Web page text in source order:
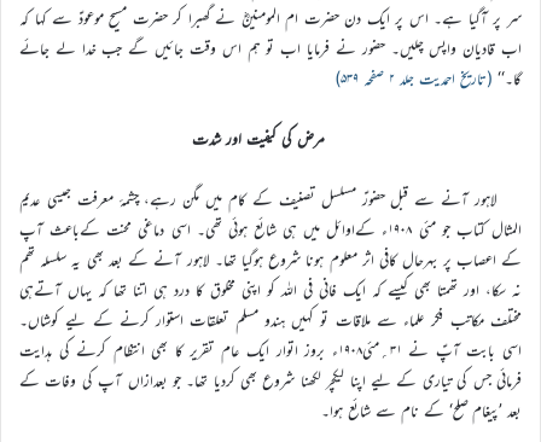
سر پر آگیا ہے۔ اس پر ایک دن حضرت ام المومنینؓ نے گھبرا کر حضرت مسیح موعودؑ سے کہا کہ
اب قادیان واپس چلیں۔ حضور نے فرمایا اب تو ہم اس وقت جائیں گے جب خدا لے جائے
گا۔‘‘ (تاریخ احمدیت جلد ۲ صفحہ ۵۳۹)
مرض کی کیفیت اور شدت
لاہور آنے سے قبل حضورؑ مسلسل تصنیف کے کام میں مگن رہے، چشمۂ معرفت جیسی عدیم
المثال کتاب جو مئی ۱۹۰۸ء کےاوائل میں ہی شائع ہوئی تھی۔ اسی دماغی محنت کےباعث آپ
کے اعصاب پر بہرحال کافی اثر معلوم ہونا شروع ہوگیا تھا۔ لاہور آنے کے بعد بھی یہ سلسلہ تھم
نہ سکا، اور تھمتا بھی کیسے کہ ایک فانی فی اللہ کو اپنی مخلوق کا درد ہی اتنا تھا کہ یہاں آتےہی
مختلف مکاتب فکر علماء سے ملاقات تو کہیں ہندو مسلم تعلقات استوار کرنے کے لیے کوشاں۔
اسی بابت آپؑ نے ۳۱؍مئی۱۹۰۸ء بروز اتوار ایک عام تقریر کا بھی انتظام کرنے کی ہدایت
فرمائی جس کی تیاری کے لیے اپنا لیکچر لکھنا شروع بھی کردیا تھا۔ جو بعدازاں آپ کی وفات کے
بعد ’پیغام صلح‘ کے نام سے شائع ہوا۔